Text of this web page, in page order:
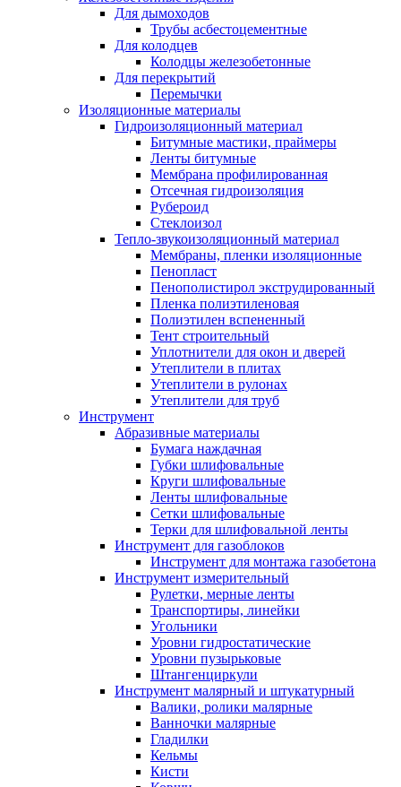
Для дымоходов
Трубы асбестоцементные
Для колодцев
Колодцы железобетонные
Для перекрытий
Перемычки
Изоляционные материалы
Гидроизоляционный материал
Битумные мастики, праймеры
Ленты битумные
Мембрана профилированная
Отсечная гидроизоляция
Рубероид
Стеклоизол
Тепло-звукоизоляционный материал
Мембраны, пленки изоляционные
Пенопласт
Пенополистирол экструдированный
Пленка полиэтиленовая
Полиэтилен вспененный
Тент строительный
Уплотнители для окон и дверей
Утеплители в плитах
Утеплители в рулонах
Утеплители для труб
Инструмент
Абразивные материалы
Бумага наждачная
Губки шлифовальные
Круги шлифовальные
Ленты шлифовальные
Сетки шлифовальные
Терки для шлифовальной ленты
Инструмент для газоблоков
Инструмент для монтажа газобетона
Инструмент измерительный
Рулетки, мерные ленты
Транспортиры, линейки
Угольники
Уровни гидростатические
Уровни пузырьковые
Штангенциркули
Инструмент малярный и штукатурный
Валики, ролики малярные
Ванночки малярные
Гладилки
Кельмы
Кисти